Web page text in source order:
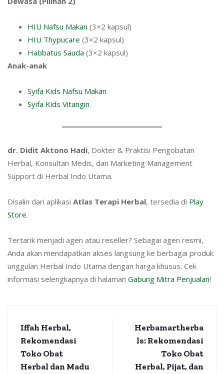
HIU Nafsu Makan (3×2 kapsul)
HIU Thypucare (3×2 kapsul)
Habbatus Sauda (3×2 kapsul)
Anak-anak
Syifa Kids Nafsu Makan
Syifa Kids Vitangin
dr. Didit Aktono Hadi, Dokter & Praktisi Pengobatan
Herbal, Konsultan Medis, dan Marketing Management
Support di Herbal Indo Utama.
Disalin dari aplikasi Atlas Terapi Herbal, tersedia di Play
Store.
Tertarik menjadi agen atau reseller? Sebagai agen resmi,
Anda akan mendapatkan akses langsung ke berbagai produk
unggulan Herbal Indo Utama dengan harga khusus. Cek
informasi selengkapnya di halaman Gabung Mitra Penjualan!
Iffah Herbal,
Rekomendasi
Toko Obat
Herbal dan Madu
Herbamartherba
ls: Rekomendasi
Toko Obat
Herbal, Pijat, dan